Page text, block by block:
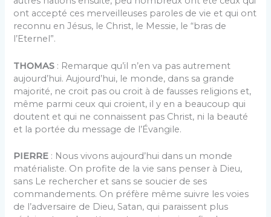
ont accepté ces merveilleuses paroles de vie et qui ont
reconnu en Jésus, le Christ, le Messie, le “bras de
l’Eternel”.
THOMAS : Remarque qu’il n’en va pas autrement
aujourd’hui. Aujourd’hui, le monde, dans sa grande
majorité, ne croit pas ou croit à de fausses religions et,
même parmi ceux qui croient, il y en a beaucoup qui
doutent et qui ne connaissent pas Christ, ni la beauté
et la portée du message de l’Évangile.
PIERRE : Nous vivons aujourd’hui dans un monde
matérialiste. On profite de la vie sans penser à Dieu,
sans Le rechercher et sans se soucier de ses
commandements. On préfère même suivre les voies
de l’adversaire de Dieu, Satan, qui paraissent plus